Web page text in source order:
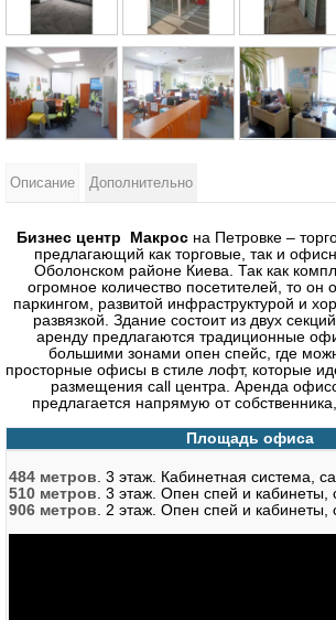
Описание Дополнительно
Бизнес центр Макросна Петровке –
предлагающий как торговые, так и
Оболонском районе Киева. Так как
огромное количество посетителей, то он
паркингом, развитой инфраструктурой и
развязкой. Здание состоит из двух
аренду предлагаются традиционные
большими зонами опен спейс, где
просторные офисы в стиле лофт, которые
размещения call центра. Аренда
предлагается напрямую от
Площадь офиса
484 метров . 3 этаж. Кабинетная система,
510 метров . 3 этаж. Опен спей и кабинеты,
906 метров . 2 этаж. Опен спей и кабинеты,